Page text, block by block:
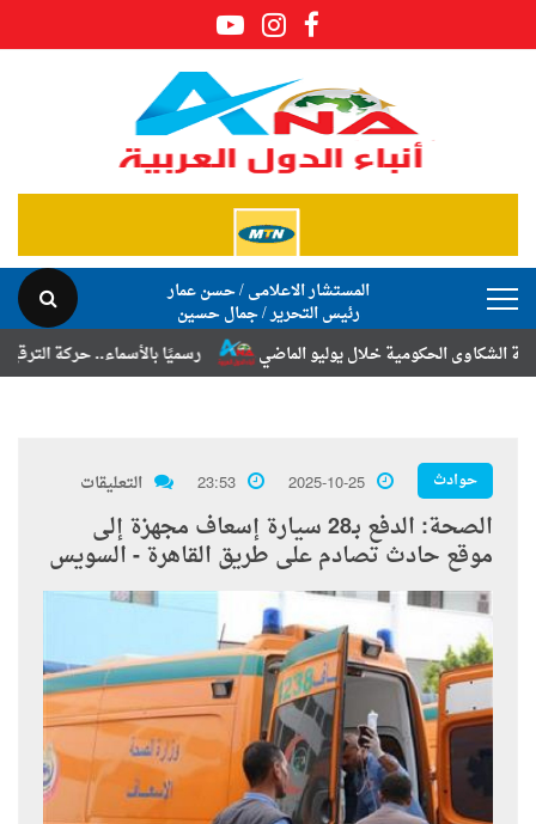
المستشار الاعلامى / حسن عمار
رئيس التحرير / جمال حسين
رسميًا بالأسماء.. حركة الترقيات
الحكومية خلال يوليو الماضي
حوادث 2025-10-25
23:53 التعليقات
الصحة: الدفع بـ28 سيارة إسعاف مجهزة إلى
موقع حادث تصادم على طريق القاهرة - السويس